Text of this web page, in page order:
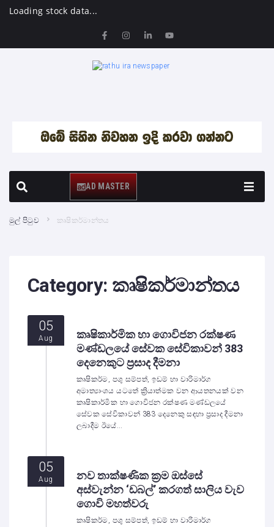
Loading stock data...
AD MASTER
මුල් පිටුව කෘෂිකර්මාන්තය
Category: කෘෂිකර්මාන්තය
05
Aug
කෘෂිකාර්මික හා ගොවිජන රක්ෂණ
මණ්ඩලයේ සේවක සේවිකාවන් 383
දෙනෙකුට ප්‍රසාද දීමනා
කෘෂිකර්ම, පශු සම්පත්, ඉඩම් හා වාරිමාර්ග
අමාත්‍යාංශය යටතේ ක්‍රියාත්මක වන ආයතනයක් වන
කෘෂිකාර්මික හා ගොවිජන රක්ෂණ මණ්ඩලයේ
සේවක සේවිකාවන් 383 දෙනෙකු සඳහා ප්‍රසාද දීමනා
ලබාදීම ඊයේ...
05
Aug
නව තාක්ෂණික ක්‍රම ඔස්සේ
අස්වැන්න ‘ඩබල්’ කරගත් සාලිය වැව
ගොවි මහත්වරු
කෘෂිකර්ම, පශු සම්පත්, ඉඩම් හා වාරිමාර්ග